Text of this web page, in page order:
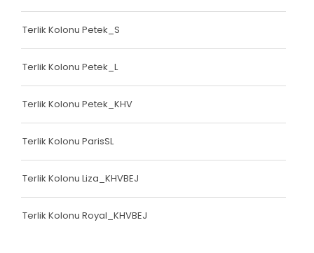
Terlik Kolonu Petek_S
Terlik Kolonu Petek_L
Terlik Kolonu Petek_KHV
Terlik Kolonu ParisSL
Terlik Kolonu Liza_KHVBEJ
Terlik Kolonu Royal_KHVBEJ